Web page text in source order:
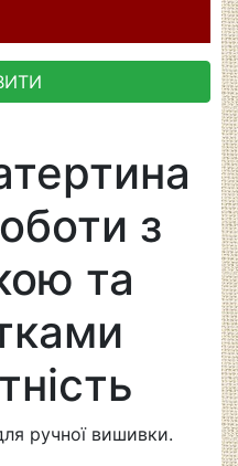
з
та
ручної вишивки.